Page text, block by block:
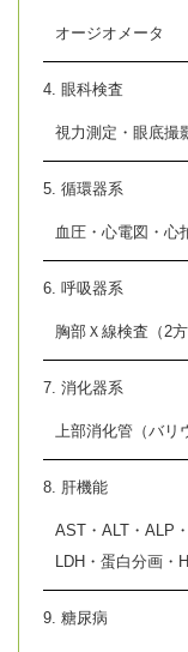
オージオメータ
4. 眼科検査
視力測定・眼底撮
5. 循環器系
血圧・心電図・心
6. 呼吸器系
胸部Ｘ線検査（2
7. 消化器系
上部消化管（バリ
8. 肝機能
AST・ALT・ALP
LDH・蛋白分画
9. 糖尿病